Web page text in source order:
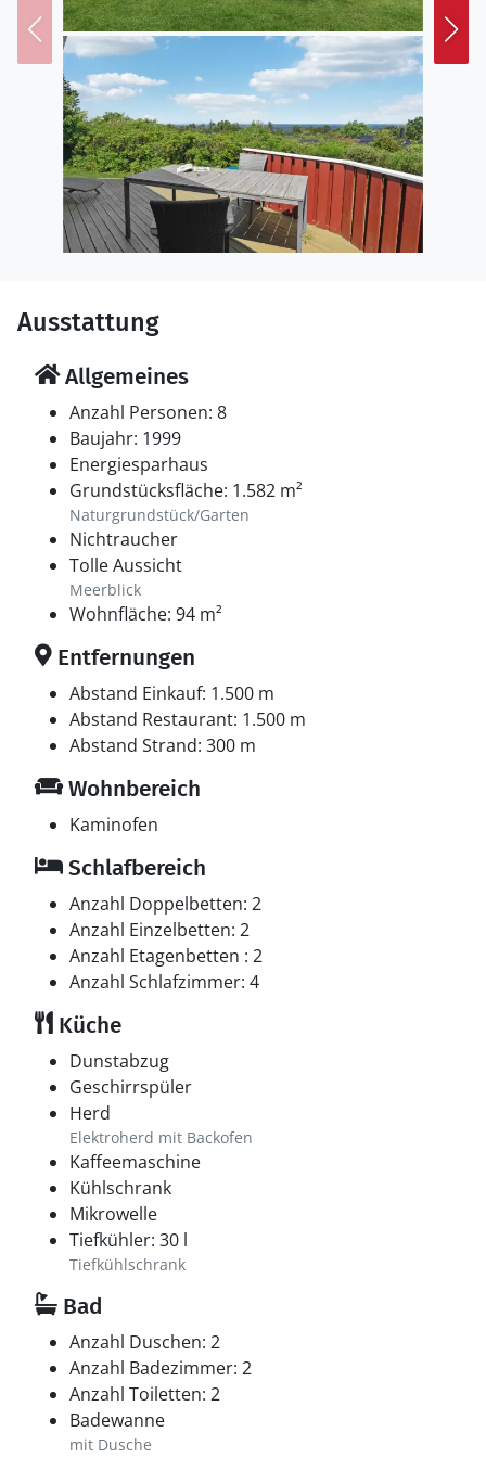
beim Baden und Spielen und unternehmen lange
Strandspaziergänge. Planen Sie auch Radtouren
entlang der wunderschönen Dänischen Riviera, die Sie
mit Ihren herrlichen Stränden und besonderem Flair
entzücken wird.
Genießen Sie einen erholsamen Urlaub an der
Nordküste Seelands!
Ausstattung
Allgemeines
Anzahl Personen: 8
Baujahr: 1999
Energiesparhaus
Grundstücksfläche: 1.582 m²
Naturgrundstück/Garten
Nichtraucher
Tolle Aussicht
Meerblick
Wohnfläche: 94 m²
Entfernungen
Abstand Einkauf: 1.500 m
Abstand Restaurant: 1.500 m
Abstand Strand: 300 m
Wohnbereich
Kaminofen
Schlafbereich
Anzahl Doppelbetten: 2
Anzahl Einzelbetten: 2
Anzahl Etagenbetten : 2
Anzahl Schlafzimmer: 4
Küche
Dunstabzug
Geschirrspüler
Herd
Elektroherd mit Backofen
Kaffeemaschine
Kühlschrank
Mikrowelle
Tiefkühler: 30 l
Tiefkühlschrank
Bad
Anzahl Duschen: 2
Anzahl Badezimmer: 2
Anzahl Toiletten: 2
Badewanne
mit Dusche